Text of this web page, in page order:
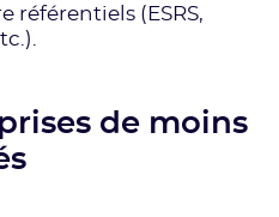
référentiels (ESRS,
de moins